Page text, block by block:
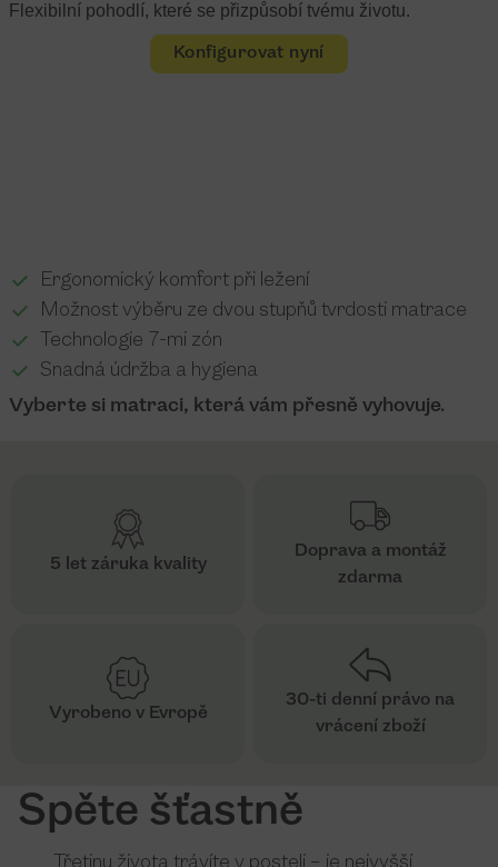
Flexibilní pohodlí, které se přizpůsobí tvému životu.
Ergonomický komfort při ležení
Možnost výběru ze dvou stupňů tvrdosti matrace
Technologie 7-mi zón
Snadná údržba a hygiena
Vyberte si matraci, která vám přesně vyhovuje.
Konfigurovat nyní
5 let záruka kvality
Doprava a montáž
zdarma
Vyrobeno v Evropě
30-ti denní právo na
vrácení zboží
Spěte šťastně